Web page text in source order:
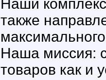
Наши
также
Наша миссия:
товаров как и